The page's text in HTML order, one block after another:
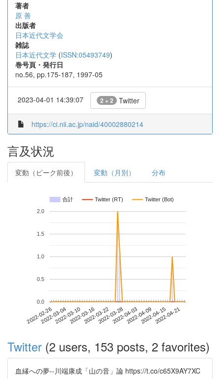
著者
原 善
出版者
日本近代文学会
雑誌
日本近代文学 (ISSN:05493749)
巻号頁・発行日
no.56, pp.175-187, 1997-05
2023-04-01 14:39:07 2 + 2 Twitter
https://ci.nii.ac.jp/naid/40002880214
言及状況
変動（ピーク前後） 変動（月別） 分布
合計 Twitter (RT) Twitter (Bot)
2022-02-262022-03-042022-03-102022-03-162022-03-222022-03-282022-04-032022-04-092022-04-152022-04-21
0.0
0.5
1.0
1.5
2.0
Twitter (2 users, 153 posts, 2 favorites)
血縁への夢--川端康成「山の音」論 https://t.co/c65X9AY7XC